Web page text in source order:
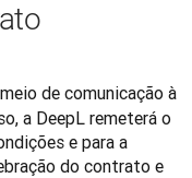
de comunicação à
a DeepL remeterá o
e para a
do contrato e